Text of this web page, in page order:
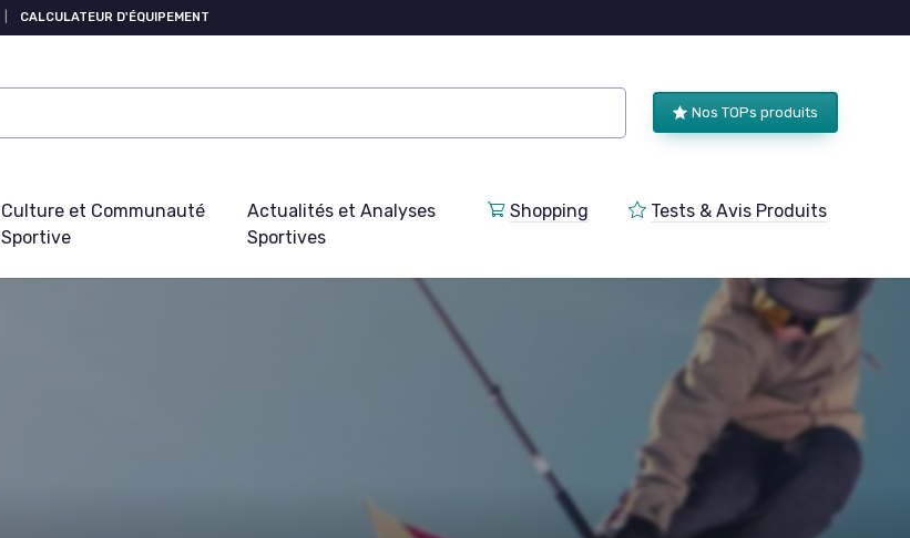
CALCULATEUR D'ÉQUIPEMENT
Nos TOPs produits
Culture et Communauté
Sportive
Actualités et Analyses
Sportives
Shopping Tests & Avis Produits